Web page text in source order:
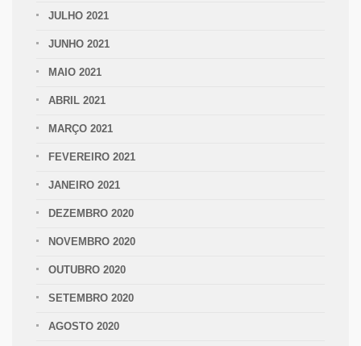
JULHO 2021
JUNHO 2021
MAIO 2021
ABRIL 2021
MARÇO 2021
FEVEREIRO 2021
JANEIRO 2021
DEZEMBRO 2020
NOVEMBRO 2020
OUTUBRO 2020
SETEMBRO 2020
AGOSTO 2020